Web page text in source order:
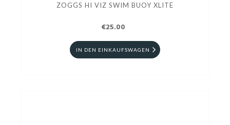
ZOGGS HI VIZ SWIM BUOY XLITE
€25.00
IN DEN EINKAUFSWAGEN